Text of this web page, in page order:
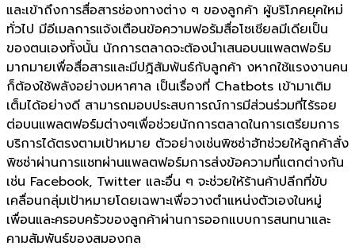
และเข้าถึงการสื่อสารช่องทางต่าง ๆ ของลูกค้า ผู้บริโภคยุคใหม่
ทั่วไป มีอีเมลการแจ้งเตือนข้อความฟอรัมสื่อโซเชียลมีเดียเป็น
ของตนเองทั้งนั้น นักการตลาดจะต้องนำเสนอบนแพลตฟอร์ม
มากมายเพื่อสื่อสารและมีปฎิสัมพันธ์กับลูกค้า งหากใช้แรงงานคน
ก็ต้องใช้พลังอย่างมหาศาล เป็นเรื่องที่ Chatbots เข้ามาเติม
เต็มได้อย่างดี สามารถมอบประสบการณ์การมีส่วนร่วมที่ไร้รอย
ต่อบนแพลตฟอร์มต่างๆเพื่อช่วยนักการตลาดในการเตรียมการ
บริการได้ตรงตามเป้าหมาย ตัวอย่างเช่นพิซซ่าฮัทช่วยให้ลูกค้าสั่ง
พิซซ่าผ่านการแชทผ่านแพลตฟอร์มการส่งข้อความที่แตกต่างกัน
เช่น Facebook, Twitter และอื่น ๆ จะช่วยให้ร้านค้าปลีกที่ขับ
เคลื่อนกลุ่มเป้าหมายโดยเฉพาะเพื่อวางตำแหน่งตัวเองในหมู่
เพื่อนและครอบครัวของลูกค้าผ่านการออกแบบการสนทนาและ
คามสัมพันธ์ของสมองกล